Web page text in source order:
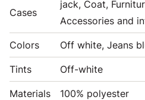
Cases
jack, Coat,
Accessories and
Colors Off white, Jeans
Tints Off-white
Materials 100% polyester